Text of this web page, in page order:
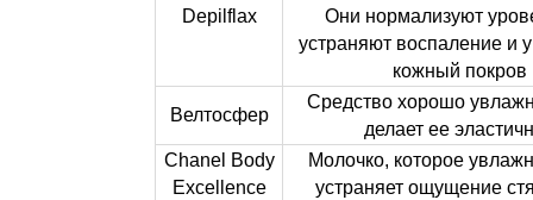
Depilflax
Они нормализуют
устраняют воспаление и
кожный покров
Велтосфер
Средство хорошо
делает ее
Chanel Body
Excellence
Молочко, которое
устраняет ощущение